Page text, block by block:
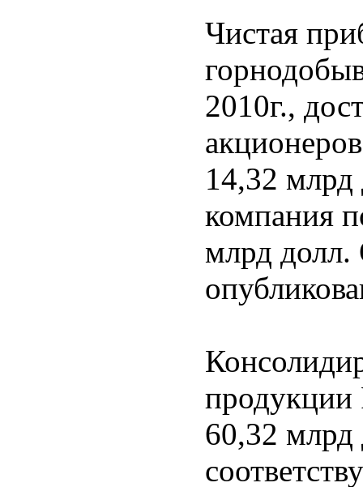
Чистая
2010г.,
14,32 млрд
компания
млрд долл.
продукции
60,32 млрд